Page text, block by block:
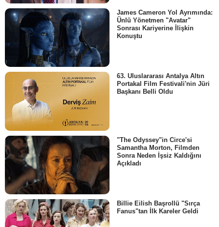
James Cameron Yol Ayrımında:
Ünlü Yönetmen "Avatar"
Sonrası Kariyerine İlişkin
Konuştu
63. Uluslararası Antalya Altın
Portakal Film Festivali'nin Jüri
Başkanı Belli Oldu
"The Odyssey"in Circe'si
Samantha Morton, Filmden
Sonra Neden İşsiz Kaldığını
Açıkladı
Billie Eilish Başrollü "Sırça
Fanus"tan İlk Kareler Geldi